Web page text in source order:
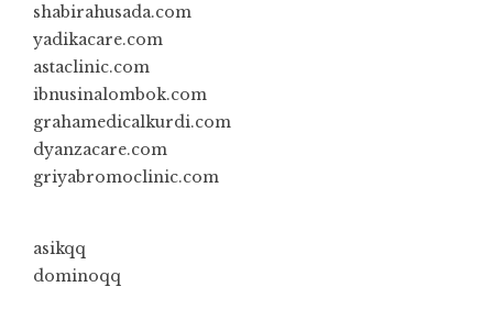
shabirahusada.com
yadikacare.com
astaclinic.com
ibnusinalombok.com
grahamedicalkurdi.com
dyanzacare.com
griyabromoclinic.com
asikqq
dominoqq